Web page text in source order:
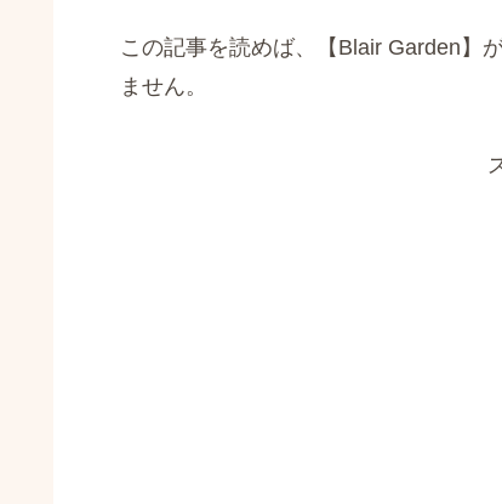
この記事を読めば、【Blair Garden】
ません。